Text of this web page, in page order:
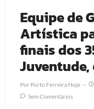
Equipe de
Artística
finais dos
Juventude,
Por Porto Ferreira Hoje
Sem Comentários